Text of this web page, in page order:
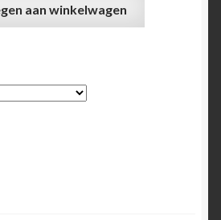
aan winkelwagen